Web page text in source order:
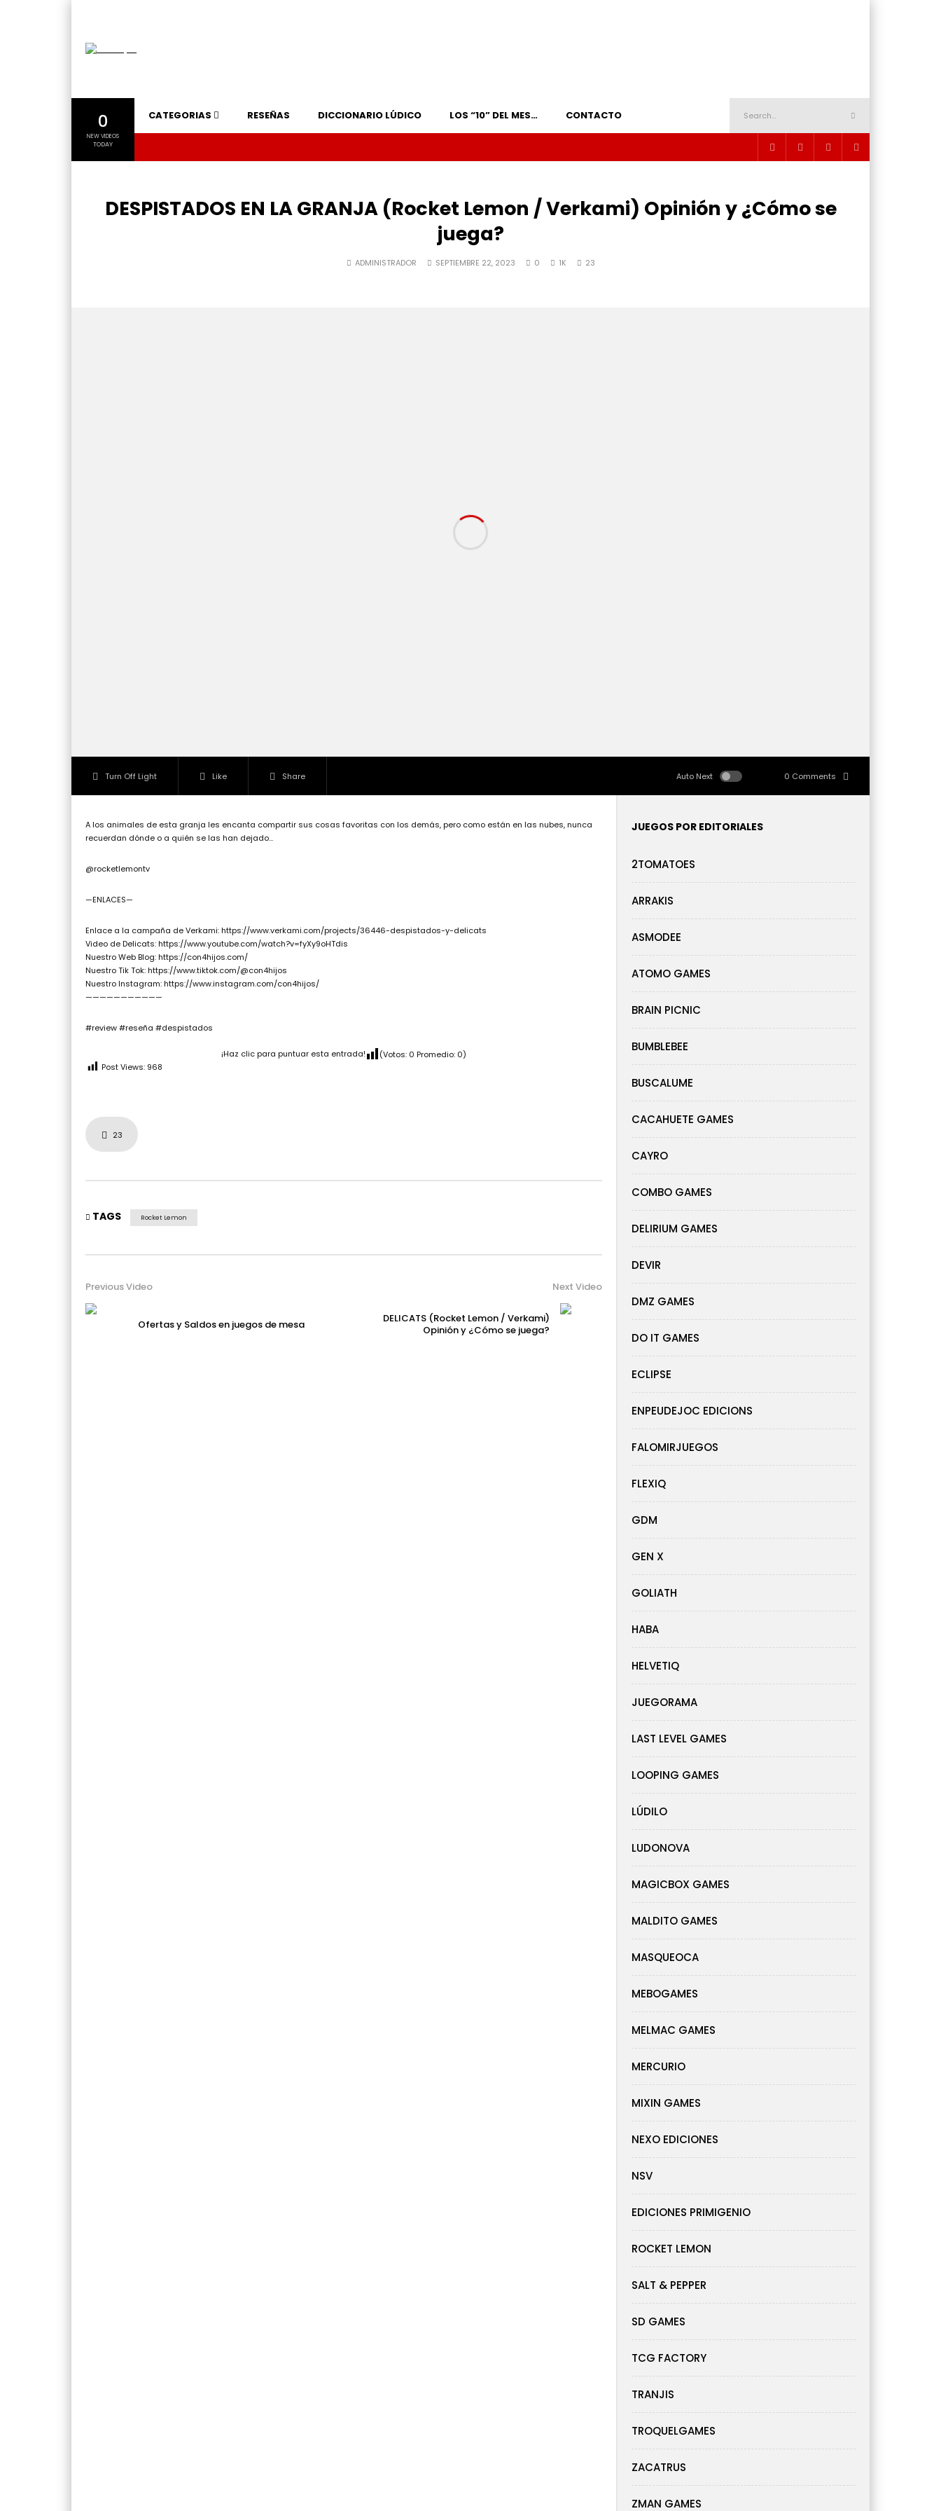
0
NEW VIDEOS
TODAY
CATEGORIAS RESEÑAS DICCIONARIO LÚDICO LOS “10” DEL MES… CONTACTO
DESPISTADOS EN LA GRANJA (Rocket Lemon / Verkami) Opinión y ¿Cómo se
juega?
ADMINISTRADOR SEPTIEMBRE 22, 2023 0 1K 23
Turn Off Light Like Share Auto Next 0 Comments
A los animales de esta granja les encanta compartir sus cosas favoritas con los demás, pero como están en las nubes, nunca
recuerdan dónde o a quién se las han dejado…
@rocketlemontv
—ENLACES—
Enlace a la campaña de Verkami: https://www.verkami.com/projects/36446-despistados-y-delicats
Video de Delicats: https://www.youtube.com/watch?v=fyXy9oHTdis
Nuestro Web Blog: https://con4hijos.com/
Nuestro Tik Tok: https://www.tiktok.com/@con4hijos
Nuestro Instagram: https://www.instagram.com/con4hijos/
———————————
#review #reseña #despistados
¡Haz clic para puntuar esta entrada! (Votos: 0 Promedio: 0)
Post Views: 968
23
TAGS Rocket Lemon
Previous Video
Ofertas y Saldos en juegos de mesa
Next Video
DELICATS (Rocket Lemon / Verkami)
Opinión y ¿Cómo se juega?
JUEGOS POR EDITORIALES
2TOMATOES
ARRAKIS
ASMODEE
ATOMO GAMES
BRAIN PICNIC
BUMBLEBEE
BUSCALUME
CACAHUETE GAMES
CAYRO
COMBO GAMES
DELIRIUM GAMES
DEVIR
DMZ GAMES
DO IT GAMES
ECLIPSE
ENPEUDEJOC EDICIONS
FALOMIRJUEGOS
FLEXIQ
GDM
GEN X
GOLIATH
HABA
HELVETIQ
JUEGORAMA
LAST LEVEL GAMES
LOOPING GAMES
LÚDILO
LUDONOVA
MAGICBOX GAMES
MALDITO GAMES
MASQUEOCA
MEBOGAMES
MELMAC GAMES
MERCURIO
MIXIN GAMES
NEXO EDICIONES
NSV
EDICIONES PRIMIGENIO
ROCKET LEMON
SALT & PEPPER
SD GAMES
TCG FACTORY
TRANJIS
TROQUELGAMES
ZACATRUS
ZMAN GAMES